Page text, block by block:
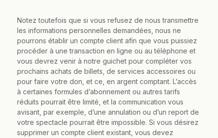
Notez toutefois que si vous refusez de nous transmettre
les informations personnelles demandées, nous ne
pourrons établir un compte client afin que vous puissiez
procéder à une transaction en ligne ou au téléphone et
vous devrez venir à notre guichet pour compléter vos
prochains achats de billets, de services accessoires ou
pour faire votre don, et ce, en argent comptant. L’accès
à certaines formules d’abonnement ou autres tarifs
réduits pourrait être limité, et la communication vous
avisant, par exemple, d’une annulation ou d’un report de
votre spectacle pourrait être impossible. Si vous désirez
supprimer un compte client existant, vous devez